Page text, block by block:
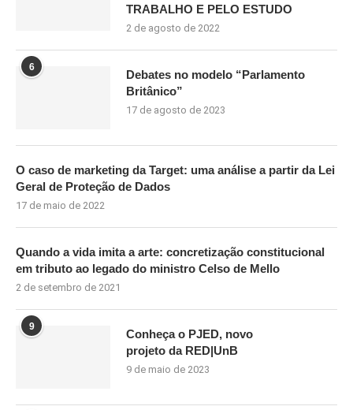
TRABALHO E PELO ESTUDO
2 de agosto de 2022
6
Debates no modelo “Parlamento
Britânico”
17 de agosto de 2023
O caso de marketing da Target: uma análise a partir da Lei
Geral de Proteção de Dados
17 de maio de 2022
Quando a vida imita a arte: concretização constitucional
em tributo ao legado do ministro Celso de Mello
2 de setembro de 2021
9
Conheça o PJED, novo
projeto da RED|UnB
9 de maio de 2023